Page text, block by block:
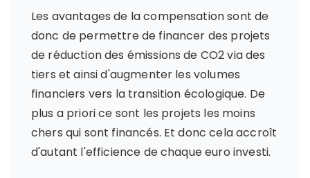
Les avantages de la compensation sont de
donc de permettre de financer des projets
de réduction des émissions de CO2 via des
tiers et ainsi d'augmenter les volumes
financiers vers la transition écologique. De
plus a priori ce sont les projets les moins
chers qui sont financés. Et donc cela accroît
d'autant l'efficience de chaque euro investi.